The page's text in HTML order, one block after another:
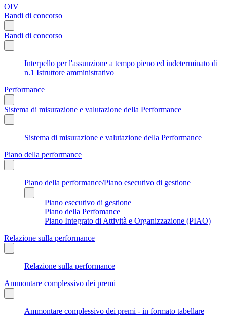
OIV
Bandi di concorso
Bandi di concorso
Interpello per l'assunzione a tempo pieno ed indeterminato di
n.1 Istruttore amministrativo
Performance
Sistema di misurazione e valutazione della Performance
Sistema di misurazione e valutazione della Performance
Piano della performance
Piano della performance/Piano esecutivo di gestione
Piano esecutivo di gestione
Piano della Perfomance
Piano Integrato di Attività e Organizzazione (PIAO)
Relazione sulla performance
Relazione sulla performance
Ammontare complessivo dei premi
Ammontare complessivo dei premi - in formato tabellare